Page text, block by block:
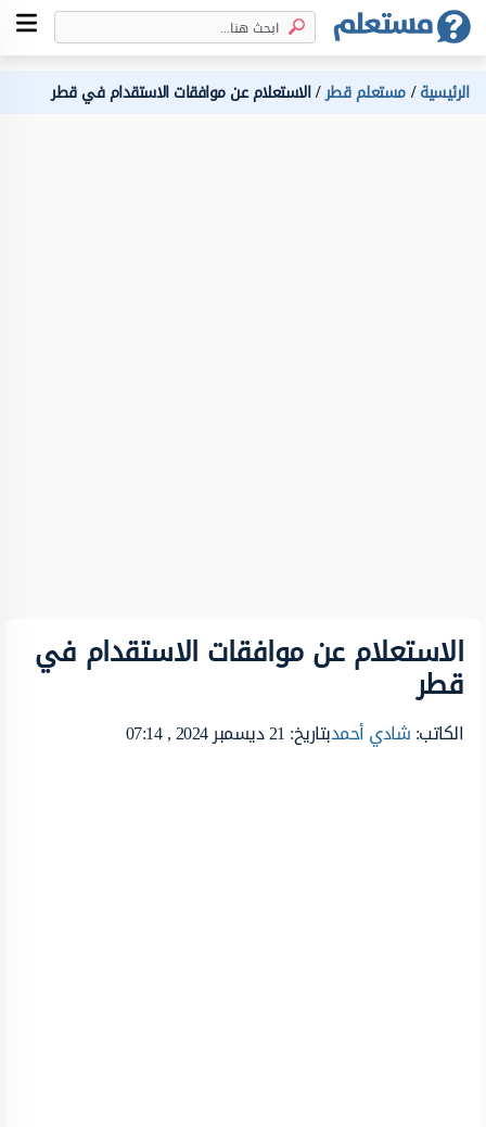
الرئيسية مستعلم قطر الاستعلام عن موافقات الاستقدام في قطر
الاستعلام عن موافقات الاستقدام في
قطر
الكاتب:شادي أحمدبتاريخ: 21 ديسمبر 2024 , 07:14